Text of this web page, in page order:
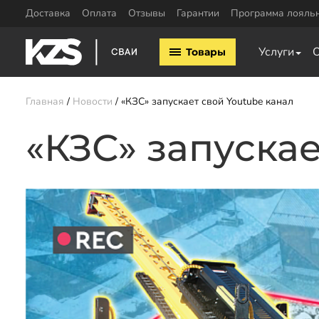
Доставка Оплата Отзывы Гарантии Программа
Товары Услуги
Винтовые сваи 57мм
Винтовые сваи 108мм
Винтовые сваи 159мм
Винтовые сваи 219мм
Сваи шурупы
ЖБ сваи 150х150
Обвязка свай
свай
Пластины для
Уголок для
Швеллер для
Калькулятор ЖБ свай Заказать звонок
Главная Новости «КЗС» запускает свой Youtube канал
«КЗС»